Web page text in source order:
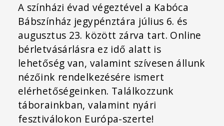
A színházi évad végeztével a Kabóca
Bábszínház jegypénztára július 6. és
augusztus 23. között zárva tart. Online
bérletvásárlásra ez idő alatt is
lehetőség van, valamint szívesen állunk
nézőink rendelkezésére ismert
elérhetőségeinken. Találkozzunk
táborainkban, valamint nyári
fesztiválokon Európa-szerte!